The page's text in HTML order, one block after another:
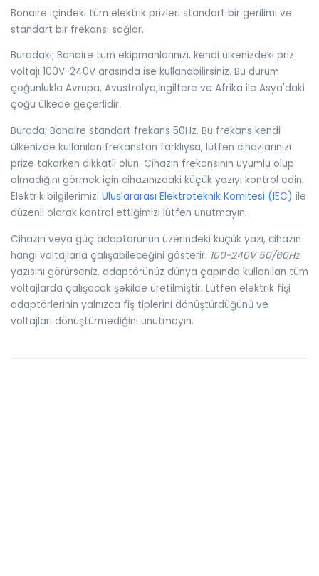
Bonaire içindeki tüm elektrik prizleri standart bir gerilimi ve
standart bir frekansı sağlar.
Buradaki; Bonaire tüm ekipmanlarınızı, kendi ülkenizdeki priz
voltajı 100V-240V arasında ise kullanabilirsiniz. Bu durum
çoğunlukla Avrupa, Avustralya,İngiltere ve Afrika ile Asya'daki
çoğu ülkede geçerlidir.
Burada; Bonaire standart frekans 50Hz. Bu frekans kendi
ülkenizde kullanılan frekanstan farklıysa, lütfen cihazlarınızı
prize takarken dikkatli olun. Cihazın frekansının uyumlu olup
olmadığını görmek için cihazınızdaki küçük yazıyı kontrol edin.
Elektrik bilgilerimizi Uluslararası Elektroteknik Komitesi (IEC) ile
düzenli olarak kontrol ettiğimizi lütfen unutmayın.
Cihazın veya güç adaptörünün üzerindeki küçük yazı, cihazın
hangi voltajlarla çalışabileceğini gösterir. 100-240V 50/60Hz
yazısını görürseniz, adaptörünüz dünya çapında kullanılan tüm
voltajlarda çalışacak şekilde üretilmiştir. Lütfen elektrik fişi
adaptörlerinin yalnızca fiş tiplerini dönüştürdüğünü ve
voltajları dönüştürmediğini unutmayın.